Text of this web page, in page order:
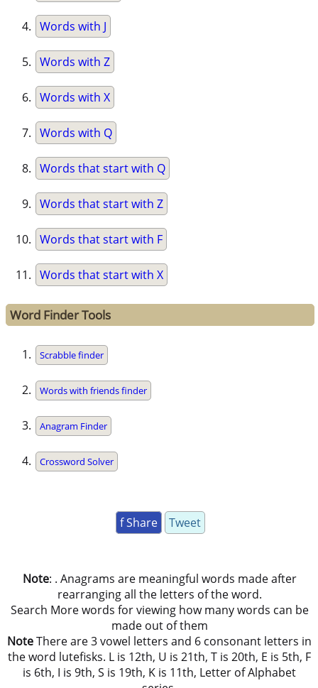
Words with J
Words with Z
Words with X
Words with Q
Words that start with Q
Words that start with Z
Words that start with F
Words that start with X
Word Finder Tools
Scrabble finder
Words with friends finder
Anagram Finder
Crossword Solver
f Share Tweet
Note: . Anagrams are meaningful words made after
rearranging all the letters of the word.
Search More words for viewing how many words can be
made out of them
NoteThere are 3 vowel letters and 6 consonant letters in
the word lutefisks. L is 12th, U is 21th, T is 20th, E is 5th, F
is 6th, I is 9th, S is 19th, K is 11th, Letter of Alphabet